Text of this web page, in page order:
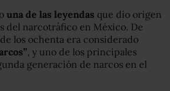
una de las leyendas que dio origen
del narcotráfico en México. De
los ochenta era considerado
, y uno de los principales
generación de narcos en el